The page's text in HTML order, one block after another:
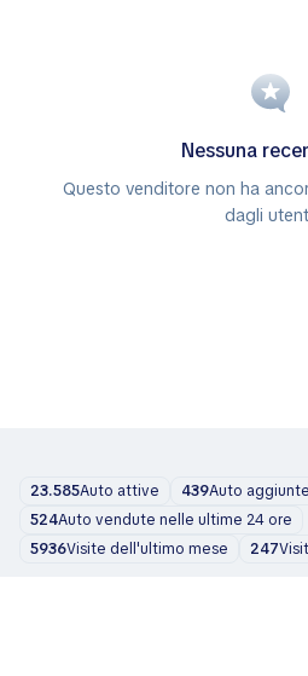
Nessuna
Questo venditore non ha
dagli
23.585Auto attive 439Auto
524Auto vendute nelle ultime 24 ore
5936Visite dell'ultimo mese 247